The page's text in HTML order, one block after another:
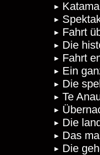
Fahrt
Die
Fahrt
Ein
Die
Te
Die
Das
Die